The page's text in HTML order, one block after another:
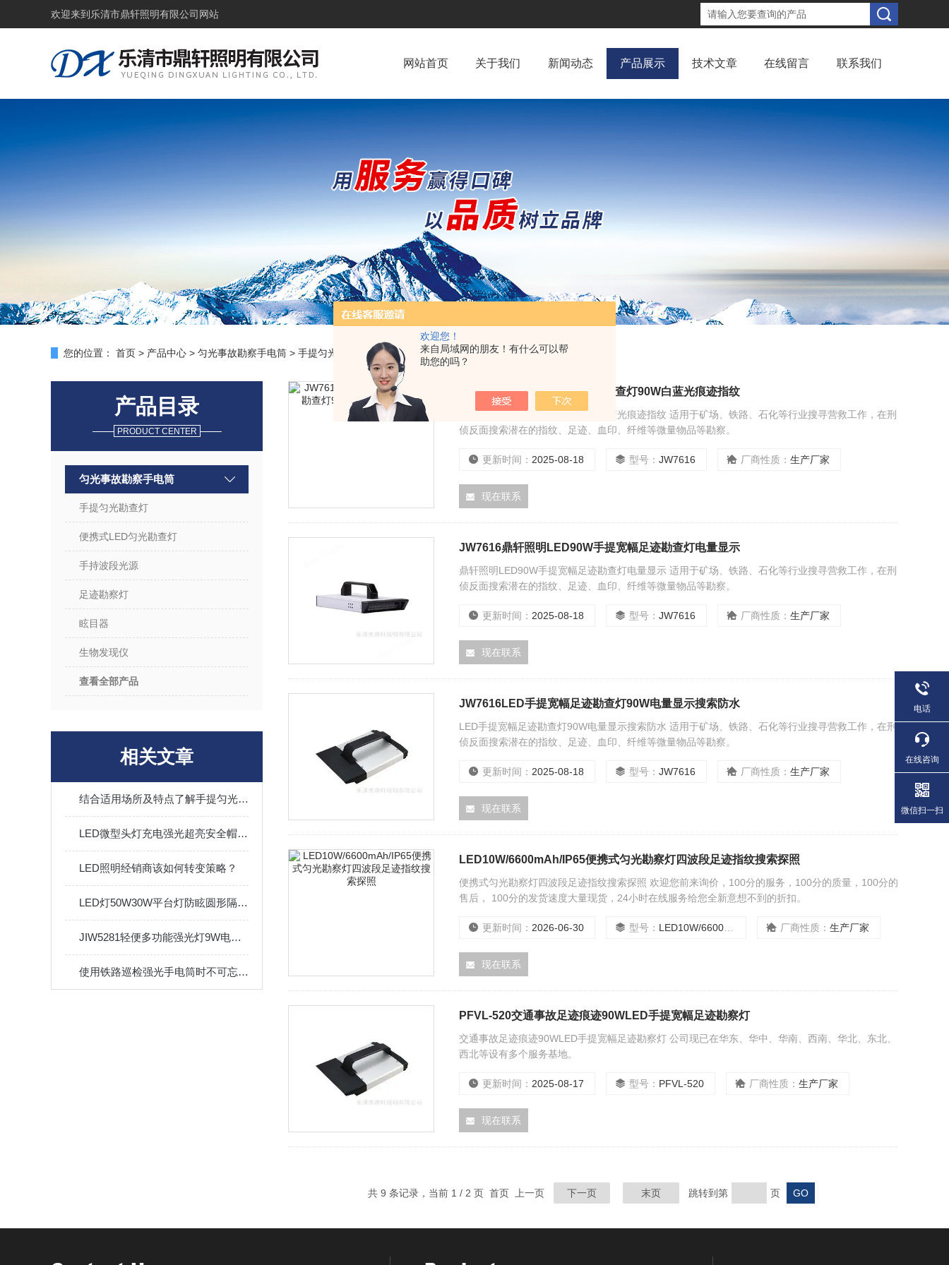
欢迎您！
来自局域网的朋友！有什么可以帮
助您的吗？
欢迎来到 乐清市鼎轩照明有限公司网站
网站首页 关于我们 新闻动态 产品展示 技术文章 在线留言 联系我们
您的位置： 首页 > 产品中心 > 匀光事故勘察手电筒 > 手提匀光勘查灯
产品目录
PRODUCT CENTER
匀光事故勘察手电筒
手提匀光勘查灯
便携式LED匀光勘查灯
手持波段光源
足迹勘察灯
眩目器
生物发现仪
查看全部产品
相关文章
结合适用场所及特点了解手提匀光勘查灯
LED微型头灯充电强光超亮安全帽头盔灯户外远射
LED照明经销商该如何转变策略？
LED灯50W30W平台灯防眩圆形隔爆泛光照明EX厂用
JIW5281轻便多功能强光灯9W电量显示11.1V电量显示
使用铁路巡检强光手电筒时不可忘记这些要点！
JW7616LED手提式宽幅足迹勘查灯90W白蓝光痕迹指纹
LED手提式宽幅足迹勘查灯90W白蓝光痕迹指纹 适用于矿场、铁路、石化等行业搜寻营救工作，在刑
侦反面搜索潜在的指纹、足迹、血印、纤维等微量物品等勘察。
更新时间： 2025-08-18 型号： JW7616 厂商性质： 生产厂家
现在联系
JW7616鼎轩照明LED90W手提宽幅足迹勘查灯电量显示
鼎轩照明LED90W手提宽幅足迹勘查灯电量显示 适用于矿场、铁路、石化等行业搜寻营救工作，在刑
侦反面搜索潜在的指纹、足迹、血印、纤维等微量物品等勘察。
更新时间： 2025-08-18 型号： JW7616 厂商性质： 生产厂家
现在联系
JW7616LED手提宽幅足迹勘查灯90W电量显示搜索防水
LED手提宽幅足迹勘查灯90W电量显示搜索防水 适用于矿场、铁路、石化等行业搜寻营救工作，在刑
侦反面搜索潜在的指纹、足迹、血印、纤维等微量物品等勘察。
更新时间： 2025-08-18 型号： JW7616 厂商性质： 生产厂家
现在联系
LED10W/6600mAh/IP65便携式匀光勘察灯四波段足迹指纹搜索探照
便携式匀光勘察灯四波段足迹指纹搜索探照 欢迎您前来询价，100分的服务，100分的质量，100分的
售后， 100分的发货速度大量现货，24小时在线服务给您全新意想不到的折扣。
更新时间： 2026-06-30 型号： LED10W/6600mAh/IP65 厂商性质： 生产厂家
现在联系
PFVL-520交通事故足迹痕迹90WLED手提宽幅足迹勘察灯
交通事故足迹痕迹90WLED手提宽幅足迹勘察灯 公司现已在华东、华中、华南、西南、华北、东北、
西北等设有多个服务基地。
更新时间： 2025-08-17 型号： PFVL-520 厂商性质： 生产厂家
现在联系
共 9 条记录，当前 1 / 2 页 首页 上一页 下一页 末页 跳转到第 页
电话
在线咨询
微信扫一扫